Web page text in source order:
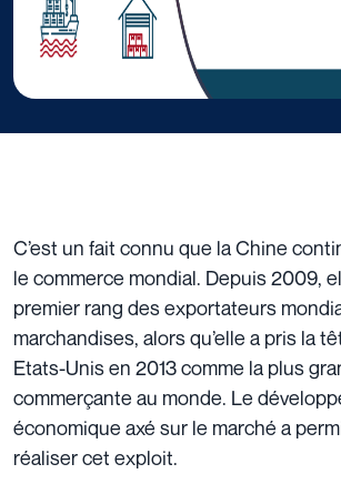
C’est un fait connu que la Chine
le commerce mondial. Depuis 2009,
premier rang des exportateurs
marchandises, alors qu’elle a pris la
Etats-Unis en 2013 comme la plus
commerçante au monde. Le
économique axé sur le marché a
réaliser cet exploit.